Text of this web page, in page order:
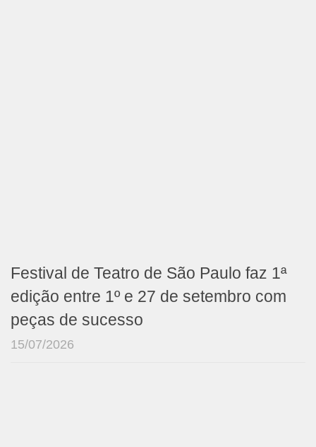
Festival de Teatro de São Paulo faz 1ª
edição entre 1º e 27 de setembro com
peças de sucesso
15/07/2026